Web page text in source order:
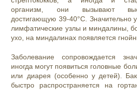
организм, они вызывают
достигающую 39-40°C. Значительно
лимфатические узлы и миндалины,
ухо, на миндалинах появляется
Заболевание сопровождается
иногда могут появиться головные
или диарея (особенно у детей).
быстро распространяется на